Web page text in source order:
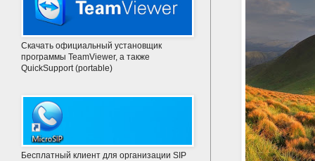
Скачать официальный установщик
программы TeamViewer, а также
QuickSupport (portable)
Бесплатный клиент для организации SIP